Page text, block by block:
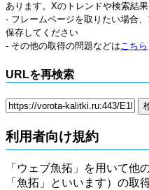
あります。Xのトレンドや検索結果
- フレームページを取りたい場合
保存してください
- その他の取得の問題などはこちら
URLを再検索
利用者向け規約
「ウェブ魚拓」を用いて他
「魚拓」といいます）の取